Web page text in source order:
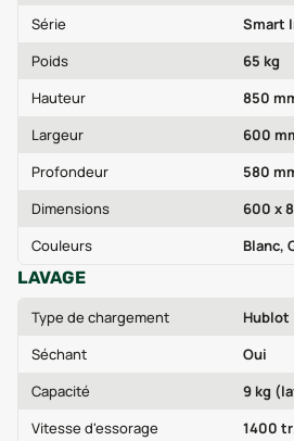
Série
Smart
Poids
65 kg
Hauteur
850
Largeur
600
Profondeur
580
Dimensions
600 x
Couleurs
Blanc,
LAVAGE
Type de chargement
Hublot
Séchant
Oui
Capacité
9 kg
Vitesse d'essorage
1400